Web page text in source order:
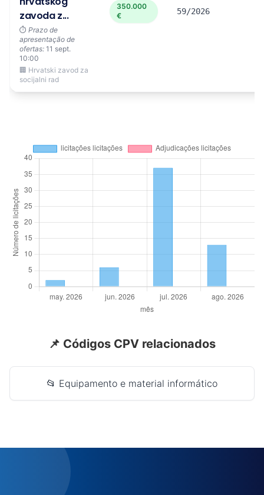
zavoda z...
⏱️ Prazo de
apresentação de
ofertas: 11 sept.
10:00
🏢 Hrvatski zavod za
socijalni rad
350.000
€
59/2026
📌 Códigos CPV relacionados
📂 Equipamento e material informático